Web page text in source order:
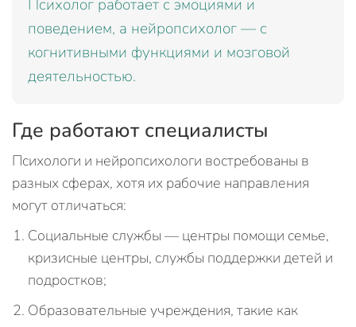
Психолог работает с эмоциями и
поведением, а нейропсихолог — с
когнитивными функциями и мозговой
деятельностью.
Где работают специалисты
Психологи и нейропсихологи востребованы в
разных сферах, хотя их рабочие направления
могут отличаться:
Социальные службы — центры помощи семье,
кризисные центры, службы поддержки детей и
подростков;
Образовательные учреждения, такие как